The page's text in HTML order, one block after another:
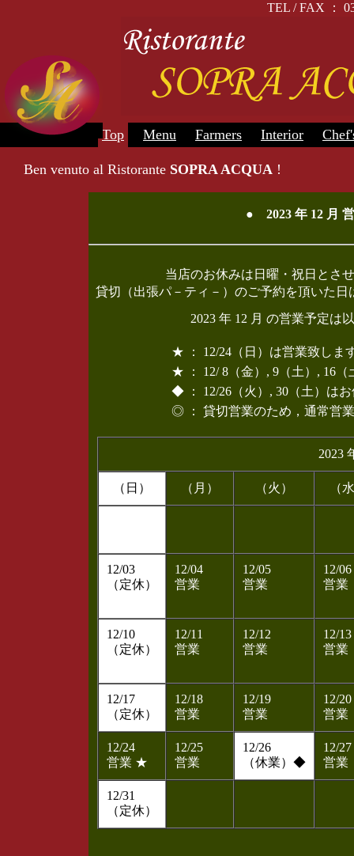
TEL / FAX ：
Top Menu Farmers Interior
Ben venuto al Ristorante SOPRA ACQUA !
● 2023 年 12 月
当店のお休みは日曜・祝日とさ
貸切（出張パ－ティ－）のご予約を頂いた
2023 年 12 月 の営業予定は
★ ： 12/24（日）は営業致しま
★ ： 12/ 8（金）, 9（土）, 16
◆ ： 12/26（火）, 30（土）は
◎ ： 貸切営業のため，通常営
2023
（日） （月） （火） （
12/03
（定休）
12/04
営業
12/05
営業
12/06
営業
12/10
（定休）
12/11
営業
12/12
営業
12/13
営業
12/17
（定休）
12/18
営業
12/19
営業
12/20
営業
12/24
営業 ★
12/25
営業
12/26
（休業）◆
12/27
営業
12/31
（定休）